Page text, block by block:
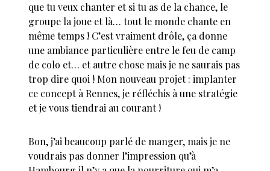
que tu veux chanter et si tu as de la chance, le
groupe la joue et là… tout le monde chante en
même temps ! C’est vraiment drôle, ça donne
une ambiance particulière entre le feu de camp
de colo et… et autre chose mais je ne saurais pas
trop dire quoi ! Mon nouveau projet : implanter
ce concept à Rennes, je réfléchis à une stratégie
et je vous tiendrai au courant !
Bon, j’ai beaucoup parlé de manger, mais je ne
voudrais pas donner l’impression qu’à